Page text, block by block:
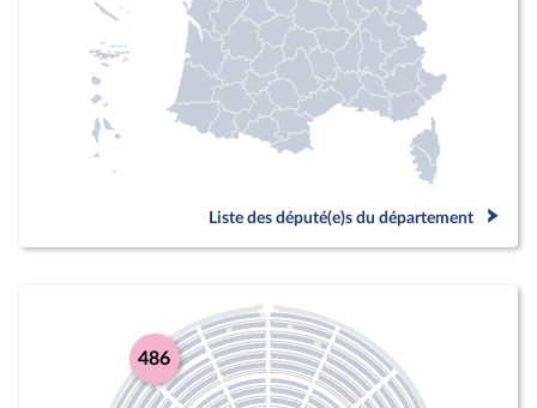
Liste des député(e)s du département
486